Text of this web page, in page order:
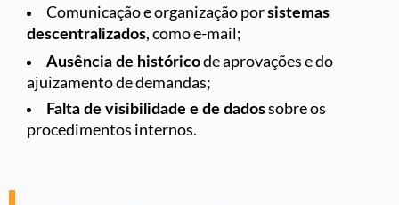
Comunicação e organização porsistemas
descentralizados, como e-mail;
Ausência de históricode aprovações e do
ajuizamento de demandas;
Falta de visibilidade e de dadossobre os
procedimentos internos.